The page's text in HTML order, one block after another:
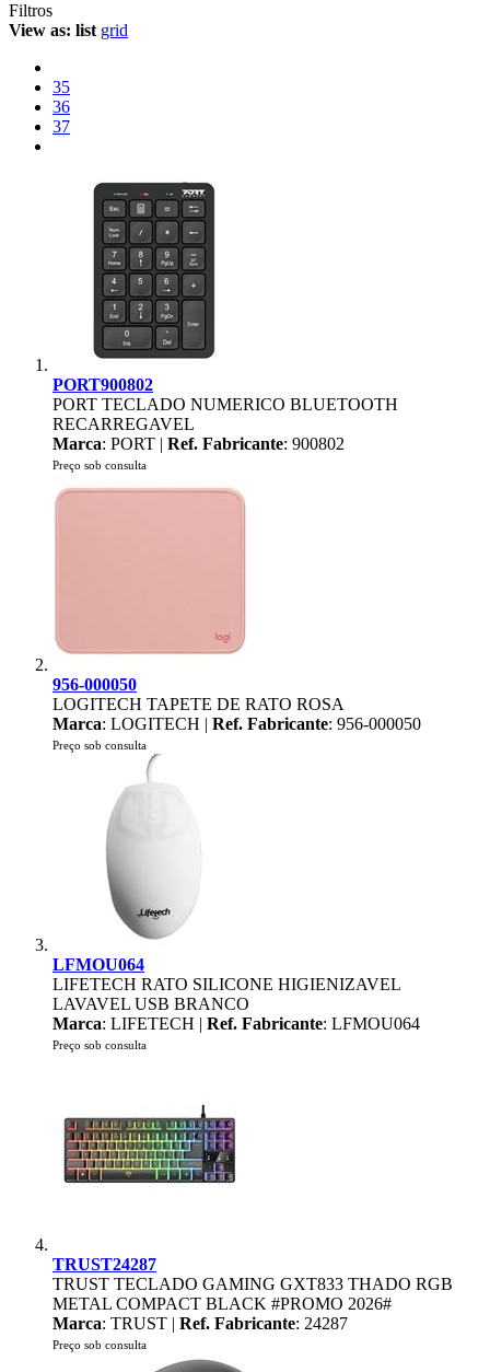
Filtros
View as: list grid
35
36
37
PORT900802
PORT TECLADO NUMERICO BLUETOOTH
RECARREGAVEL
Marca: PORT | Ref. Fabricante: 900802
Preço sob consulta
956-000050
LOGITECH TAPETE DE RATO ROSA
Marca: LOGITECH | Ref. Fabricante: 956-000050
Preço sob consulta
LFMOU064
LIFETECH RATO SILICONE HIGIENIZAVEL
LAVAVEL USB BRANCO
Marca: LIFETECH | Ref. Fabricante: LFMOU064
Preço sob consulta
TRUST24287
TRUST TECLADO GAMING GXT833 THADO RGB
METAL COMPACT BLACK #PROMO 2026#
Marca: TRUST | Ref. Fabricante: 24287
Preço sob consulta